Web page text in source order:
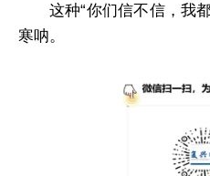
这种“你们信不信，我
寒呐。